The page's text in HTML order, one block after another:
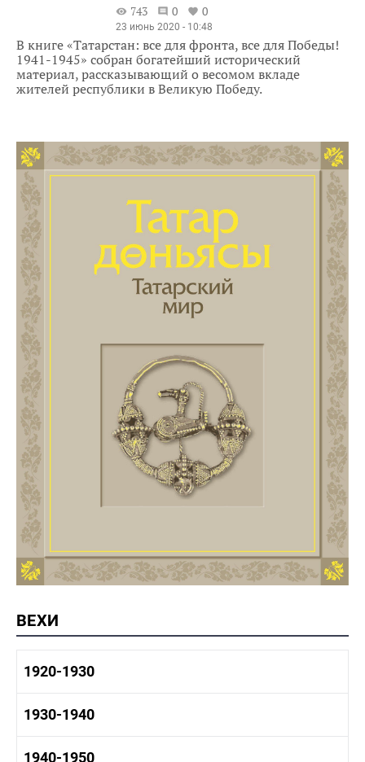
743
0 0
23 июнь 2020 - 10:48
В книге «Татарстан: все для фронта, все для Победы!
1941-1945» собран богатейший исторический
материал, рассказывающий о весомом вкладе
жителей республики в Великую Победу.
ВЕХИ
1920-1930
1920-1930 история
1930-1940
1930-1940 история
1940-1950